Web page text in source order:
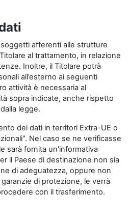
afferenti alle strutture
al trattamento, in relazione
Inoltre, il Titolare potrà
all’esterno ai seguenti
attività è necessaria al
sopra indicate, anche rispetto
legge.
dei dati in territori Extra-UE o
Nel caso se ne verificasse
sarà fornita un'informativa
il Paese di destinazione non sia
di adeguatezza, oppure non
di protezione, le verrà
con il trasferimento.